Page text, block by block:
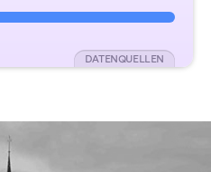
DATENQUELLEN